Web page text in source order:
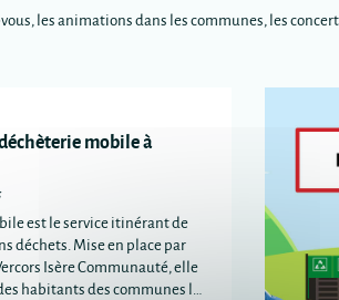
les animations dans les communes, les
mobile à
est le service itinérant de
déchets. Mise en place par
Isère Communauté, elle
habitants des communes les